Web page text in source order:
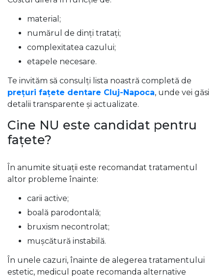
material;
numărul de dinți tratați;
complexitatea cazului;
etapele necesare.
Te invităm să consulți lista noastră completă de
prețuri fațete dentare Cluj-Napoca, unde vei găsi
detalii transparente și actualizate.
Cine NU este candidat pentru
fațete?
În anumite situații este recomandat tratamentul
altor probleme înainte:
carii active;
boală parodontală;
bruxism necontrolat;
mușcătură instabilă.
În unele cazuri, înainte de alegerea tratamentului
estetic, medicul poate recomanda alternative